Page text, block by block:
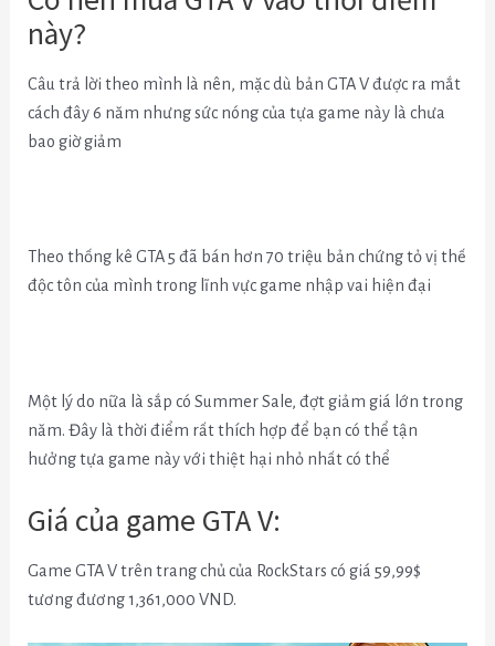
này?
Câu trả lời theo mình là nên, mặc dù bản GTA V được ra mắt
cách đây 6 năm nhưng sức nóng của tựa game này là chưa
bao giờ giảm
Theo thống kê GTA 5 đã bán hơn 70 triệu bản chứng tỏ vị thế
độc tôn của mình trong lĩnh vực game nhập vai hiện đại
Một lý do nữa là sắp có Summer Sale, đợt giảm giá lớn trong
năm. Đây là thời điểm rất thích hợp để bạn có thể tận
hưởng tựa game này với thiệt hại nhỏ nhất có thể
Giá của game GTA V:
Game GTA V trên trang chủ của RockStars có giá 59,99$
tương đương 1,361,000 VND.